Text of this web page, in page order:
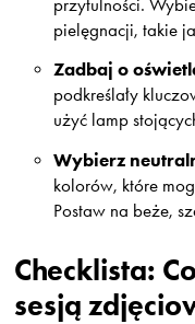
przytulności.
pielęgnacji, takie
Zadbaj o
podkreślały
użyć lamp
Wybierz
kolorów, które
Postaw na beże,
Checklista:
sesją